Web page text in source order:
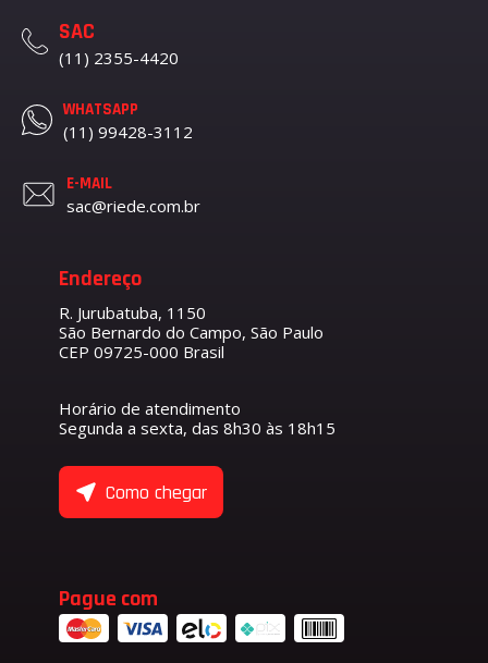
SAC
(11) 2355-4420
WHATSAPP
(11) 99428-3112
E-MAIL
sac@riede.com.br
Endereço
R. Jurubatuba, 1150
São Bernardo do Campo, São Paulo
CEP 09725-000 Brasil
Horário de atendimento
Segunda a sexta, das 8h30 às 18h15
Como chegar
Pague com